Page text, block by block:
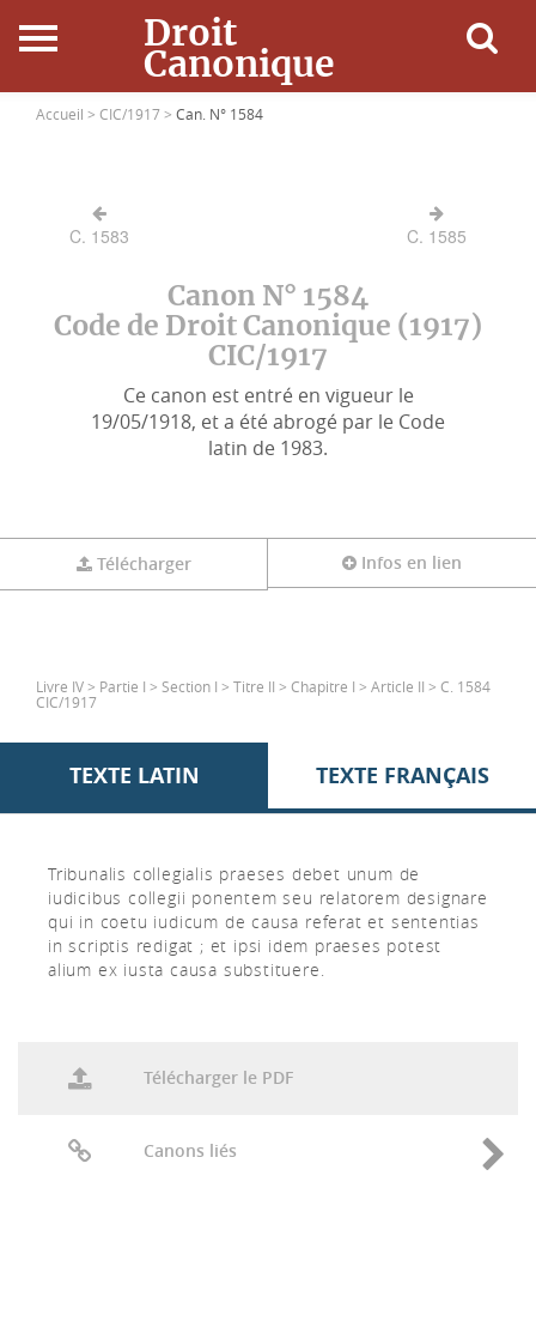
Droit
Canonique
Accueil
Ressources
Accueil > CIC/1917 > Can. N° 1584
C. 1583 C. 1585
Canon N° 1584
Code de Droit Canonique (1917)
CIC/1917
Ce canon est entré en vigueur le
19/05/1918, et a été abrogé par le Code
latin de 1983.
Télécharger Infos en lien
Livre IV > Partie I > Section I > Titre II > Chapitre I > Article II > C. 1584
CIC/1917
TEXTE LATIN TEXTE FRANÇAIS
Tribunalis collegialis praeses debet unum de
iudicibus collegii ponentem seu relatorem designare
qui in coetu iudicum de causa referat et sententias
in scriptis redigat ; et ipsi idem praeses potest
alium ex iusta causa substituere.
Télécharger le PDF
Canons liés